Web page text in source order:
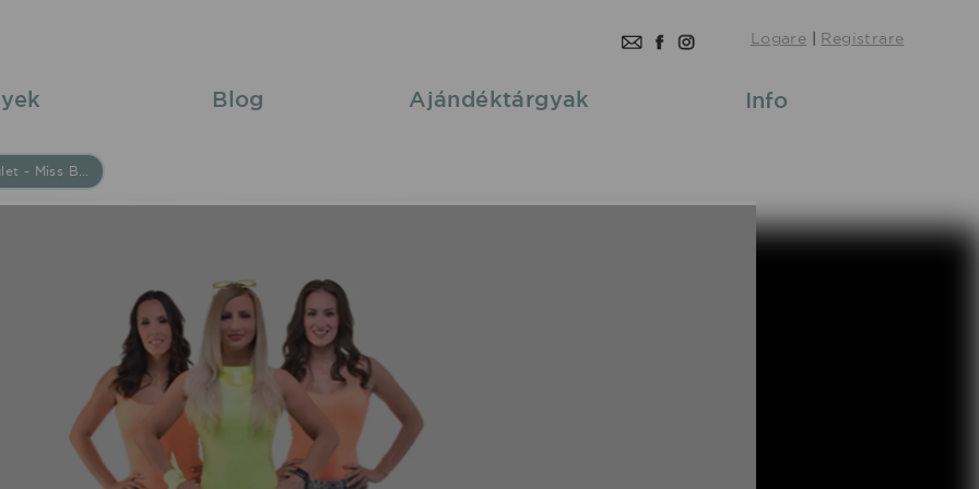
Logare | Registrare
Blog Ajándéktárgyak Info
Bestiák Retro Őrület - Miss Bee 2026/06/06 20:00 Dunakömlőd Szabadtér fellépés